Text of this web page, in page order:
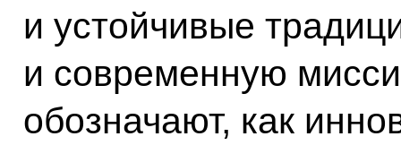
и устойчивые
и современную
обозначают, как